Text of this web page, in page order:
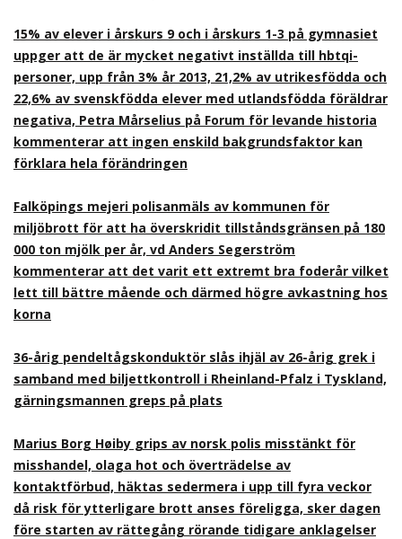
15% av elever i årskurs 9 och i årskurs 1-3 på gymnasiet
uppger att de är mycket negativt inställda till hbtqi-
personer, upp från 3% år 2013, 21,2% av utrikesfödda och
22,6% av svenskfödda elever med utlandsfödda föräldrar
negativa, Petra Mårselius på Forum för levande historia
kommenterar att ingen enskild bakgrundsfaktor kan
förklara hela förändringen
Falköpings mejeri polisanmäls av kommunen för
miljöbrott för att ha överskridit tillståndsgränsen på 180
000 ton mjölk per år, vd Anders Segerström
kommenterar att det varit ett extremt bra foderår vilket
lett till bättre mående och därmed högre avkastning hos
korna
36-årig pendeltågskonduktör slås ihjäl av 26-årig grek i
samband med biljettkontroll i Rheinland-Pfalz i Tyskland,
gärningsmannen greps på plats
Marius Borg Høiby grips av norsk polis misstänkt för
misshandel, olaga hot och överträdelse av
kontaktförbud, häktas sedermera i upp till fyra veckor
då risk för ytterligare brott anses föreligga, sker dagen
före starten av rättegång rörande tidigare anklagelser